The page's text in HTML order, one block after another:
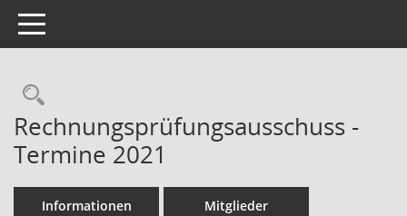
Toggle navigation
Rechercheauswahl
Rechnungsprüfungsausschuss -
Termine 2021
Informationen Mitglieder